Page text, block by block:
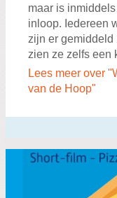
maar is
inloop. Iedereen
zijn er gemiddeld
zien ze zelfs een
Lees meer over
van de Hoop"